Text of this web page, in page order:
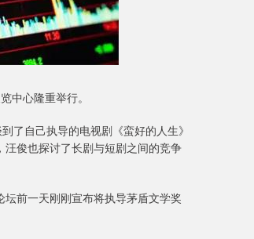
中心隆重举行。
了自己执导的电视剧《蛮好的人生》
俊也探讨了长剧与短剧之间的竞争
前一天刚刚宣布将执导茅盾文学奖